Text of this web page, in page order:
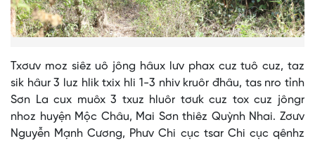
Txơưv moz siêz uô jông hâux lưv phax cuz tuô cuz, taz
sik hâur 3 luz hlik txix hli 1-3 nhiv kruôr đhâu, tas nro tỉnh
Sơn La cux muôx 3 txuz hluôr tơưk cuz tox cuz jôngr
nhoz huyện Mộc Châu, Mai Sơn thiêz Quỳnh Nhai. Zơưv
Nguyễn Mạnh Cương, Phưv Chi cục tsar Chi cục qênhz